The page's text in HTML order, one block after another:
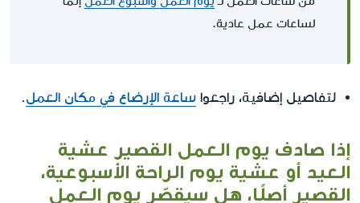
لساعات عمل عادية.
لتفاصيل إضافية، راجعوا ساعة الإرضاع في مكان العمل.
إذا صادف يوم العمل القصير عشية
العيد أو عشية يوم الراحة الأسبوعية،
القصير أصلًا، هل سيقصّر يوم العمل